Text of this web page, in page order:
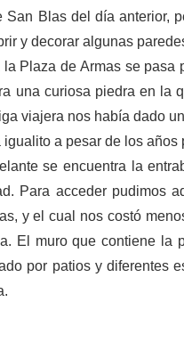
San Blas del día anterior,
y decorar algunas
Plaza de Armas se pasa
una curiosa piedra en la
viajera nos había dado
a pesar de los años
se encuentra la
Para acceder pudimos
y el cual nos costó
El muro que contiene la
por patios y diferentes